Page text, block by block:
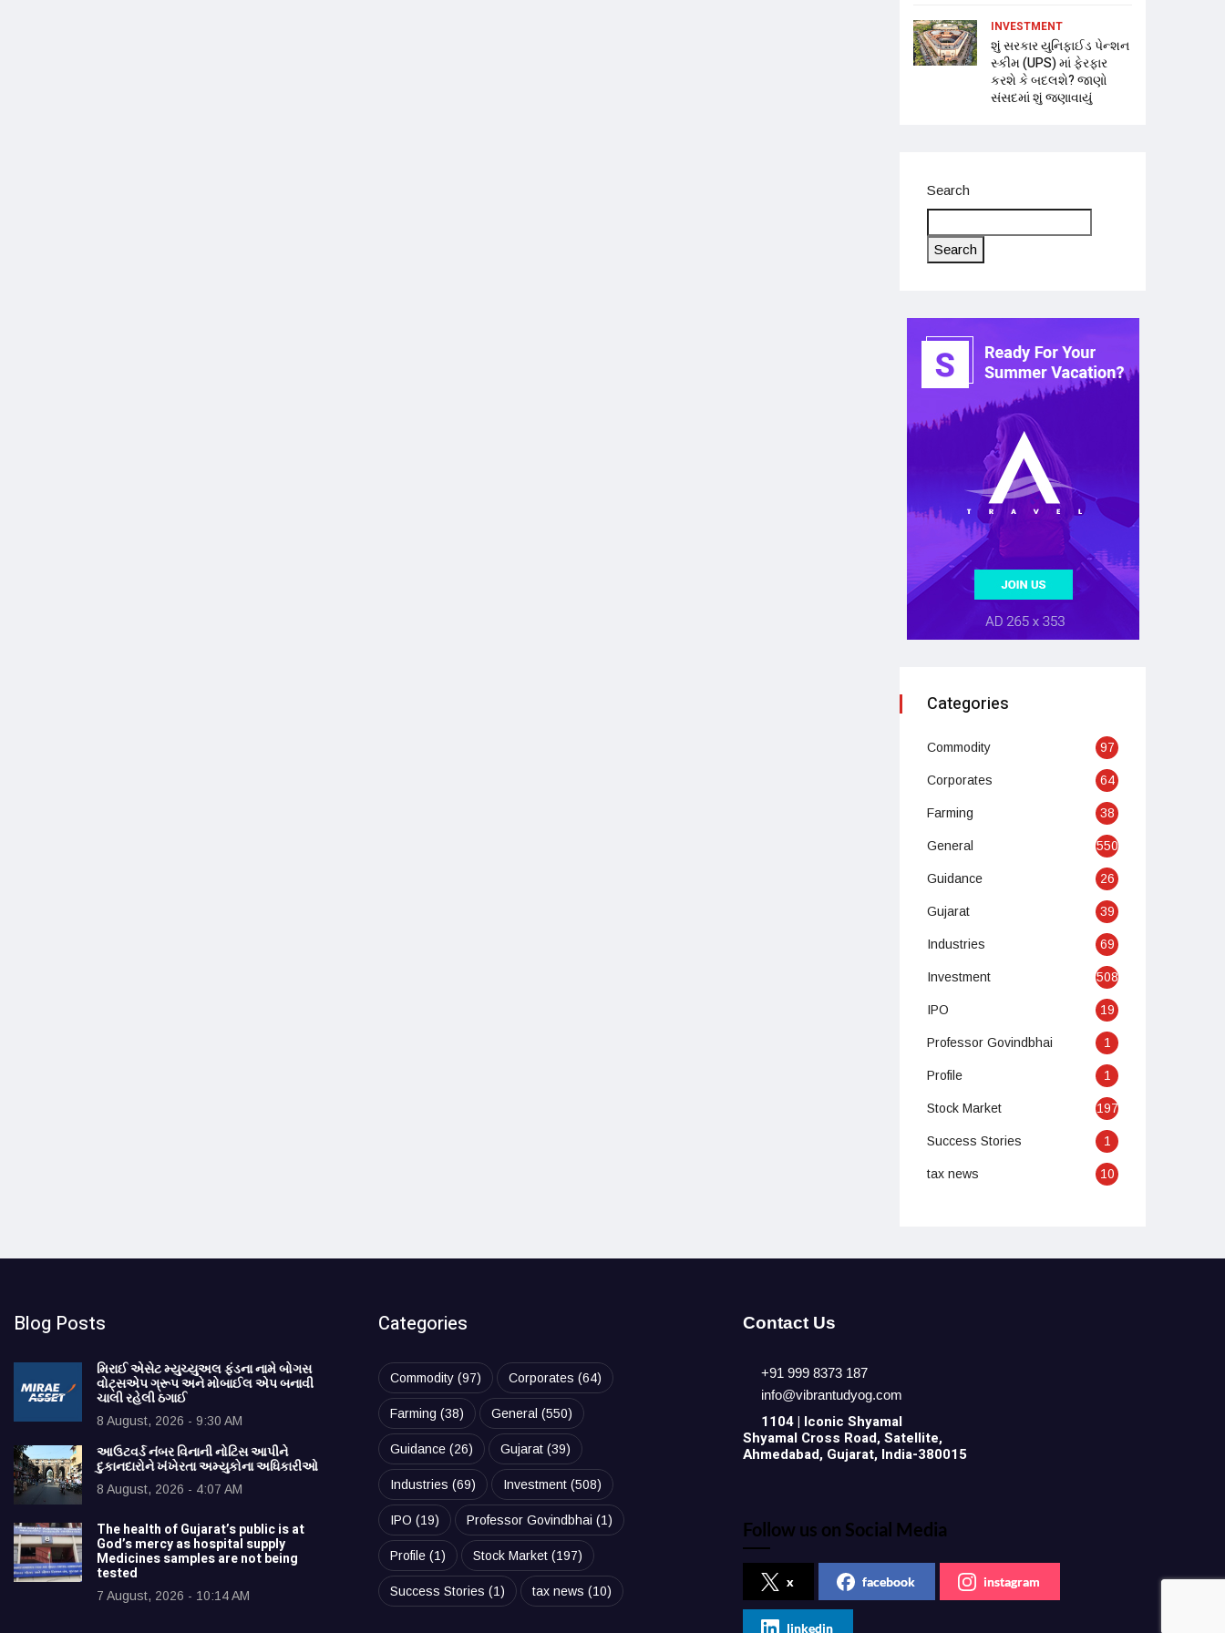
INVESTMENT
શું સરકાર યુનિફાઈડ પેન્શન
સ્કીમ (UPS) માં ફેરફાર
કરશે કે બદલશે? જાણો
સંસદમાં શું જણાવાયું
Search
Search
Categories
Commodity 97
Corporates 64
Farming 38
General 550
Guidance 26
Gujarat 39
Industries 69
Investment 508
IPO 19
Professor Govindbhai 1
Profile 1
Stock Market 197
Success Stories 1
tax news 10
Blog Posts
મિરાઈ એસેટ મ્યુચ્યુઅલ ફંડના નામે બોગસ
વોટ્સએપ ગ્રૂપ અને મોબાઈલ એપ બનાવી
ચાલી રહેલી ઠગાઈ
8 August, 2026 - 9:30 AM
આઉટવર્ડ નંબર વિનાની નોટિસ આપીને
દુકાનદારોને ખંખેરતા અમ્યુકોના અધિકારીઓ
8 August, 2026 - 4:07 AM
The health of Gujarat’s public is at
God’s mercy as hospital supply
Medicines samples are not being
tested
7 August, 2026 - 10:14 AM
Categories
Commodity(97) Corporates (64)
Farming (38) General (550)
Guidance(26) Gujarat(39)
Industries (69) Investment(508)
IPO (19) Professor Govindbhai (1)
Profile(1) Stock Market(197)
Success Stories (1) tax news (10)
Contact Us
+91 999 8373 187
info@vibrantudyog.com
1104 | Iconic Shyamal
Shyamal Cross Road, Satellite,
Ahmedabad, Gujarat, India-380015
Follow us on Social Media
x facebook instagram
linkedin